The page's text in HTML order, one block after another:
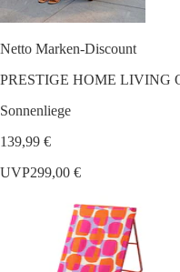
Netto Marken-Discount
PRESTIGE HOME LIVING
Sonnenliege
139,99 €
UVP299,00 €